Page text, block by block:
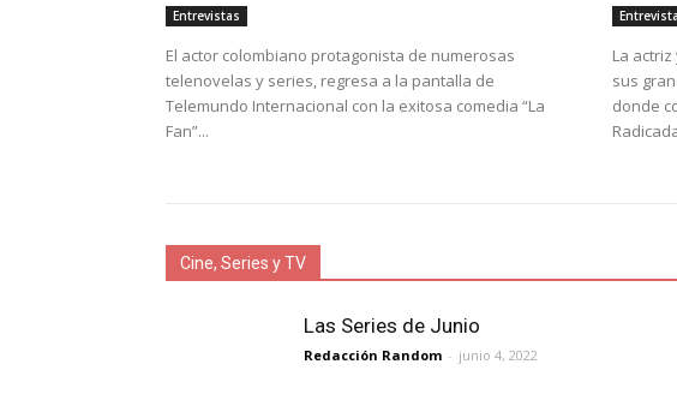
Entrevistas
El actor colombiano protagonista de numerosas
telenovelas y series, regresa a la pantalla de
Telemundo Internacional con la exitosa comedia “La
Fan”...
La
sus
donde
Cine, Series y TV
Las Series de Junio
Redacción Random - junio 4, 2022